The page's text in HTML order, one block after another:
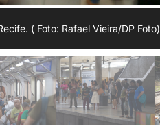
( Foto: Rafael Vieira/DP Foto)